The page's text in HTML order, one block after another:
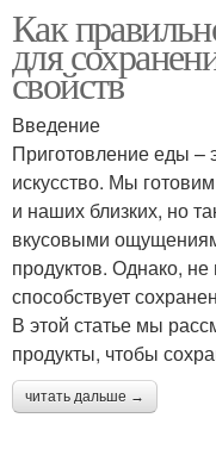
Как
для
свойств
Введение
Приготовление еды –
искусство. Мы
и наших близких, но
вкусовыми
продуктов. Однако,
способствует
В этой статье мы
продукты, чтобы
читать дальше →